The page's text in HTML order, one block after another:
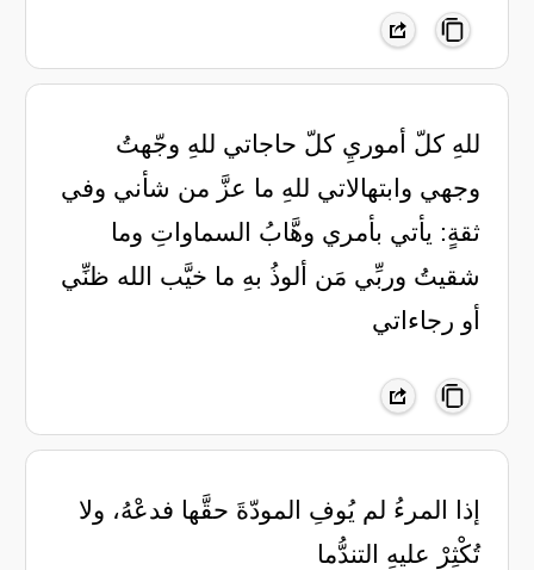
للهِ كلّ أموريِ كلّ حاجاتي للهِ وجّهتُ
وجهي وابتهالاتي للهِ ما عزَّ من شأني وفي
ثقةٍ: يأتي بأمري وهَّابُ السماواتِ وما
شقيتُ وربِّي مَن ألوذُ بهِ ما خيَّب الله ظنِّي
أو رجاءاتي
‏إذا المرءُ لم يُوفِ المودّةَ حقَّها فدعْهُ، ولا
تُكْثِرْ عليهِ التندُّما